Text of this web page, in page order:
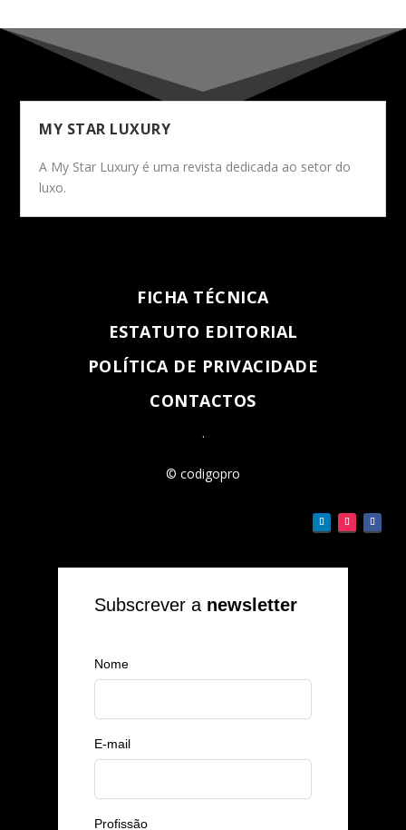
MY STAR LUXURY
A My Star Luxury é uma revista dedicada ao setor do
luxo.
FICHA TÉCNICA
ESTATUTO EDITORIAL
POLÍTICA DE PRIVACIDADE
CONTACTOS
.
© codigopro
Subscrever a newsletter
Nome
E-mail
Profissão